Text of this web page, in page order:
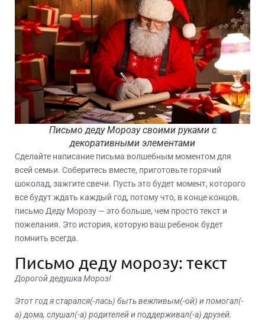
Письмо деду Морозу своими руками с
декоративными элементами
Сделайте написание письма волшебным моментом для
всей семьи. Соберитесь вместе, приготовьте горячий
шоколад, зажгите свечи. Пусть это будет момент, которого
все будут ждать каждый год, потому что, в конце концов,
письмо Деду Морозу — это больше, чем просто текст и
пожелания. Это история, которую ваш ребенок будет
помнить всегда.
Письмо деду морозу: текст
Дорогой дедушка Мороз!
Этот год я старался(-лась) быть вежливым(-ой) и помогал(-
а) дома, слушал(-а) родителей и поддерживал(-а) друзей.